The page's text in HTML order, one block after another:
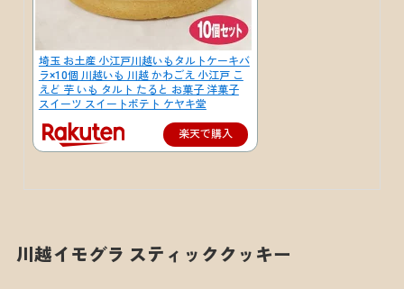
埼玉 お土産 小江戸川越いもタルトケーキバ
ラ×10個 川越いも 川越 かわごえ 小江戸 こ
えど 芋 いも タルト たると お菓子 洋菓子
スイーツ スイートポテト ケヤキ堂
楽天で購入
川越イモグラ スティッククッキー